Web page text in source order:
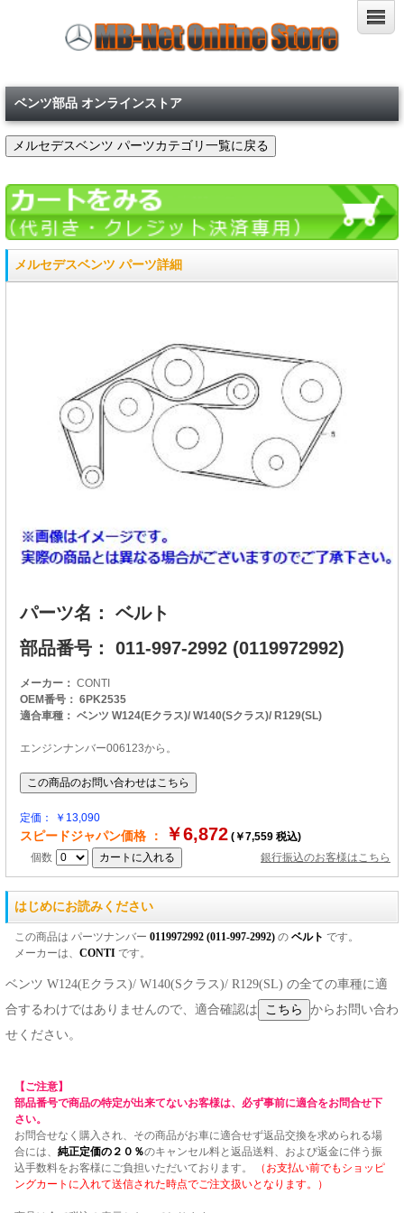
ベンツ部品 オンラインストア
メルセデスベンツ パーツ詳細
パーツ名： ベルト
部品番号： 011-997-2992 (0119972992)
メーカー： CONTI
OEM番号： 6PK2535
適合車種： ベンツ W124(Eクラス)/ W140(Sクラス)/ R129(SL)
エンジンナンバー006123から。
定価： ￥13,090
スピードジャパン価格 ： ￥6,872 (￥7,559 税込)
個数
銀行振込のお客様はこちら
はじめにお読みください
この商品は パーツナンバー 0119972992 (011-997-2992) の ベルト です。
メーカーは、 CONTI です。
ベンツ W124(Eクラス)/ W140(Sクラス)/ R129(SL) の全ての車種に適
合するわけではありませんので、適合確認は
からお問い合わ
せください。
【ご注意】
部品番号で商品の特定が出来てないお客様は、必ず事前に適合をお問合せ下
さい。
お問合せなく購入され、その商品がお車に適合せず返品交換を求められる場
合には、 純正定価の２０％のキャンセル料と返品送料、および返金に伴う振
込手数料をお客様にご負担いただいております。
（お支払い前でもショッピ
ングカートに入れて送信された時点でご注文扱いとなります。）